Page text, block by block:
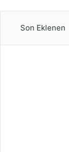
c
e
i
t
Son Eklenen